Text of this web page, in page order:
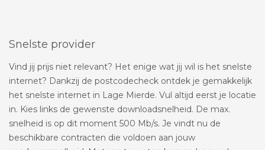
Snelste provider
Vind jij prijs niet relevant? Het enige wat jij wil is het snelste
internet? Dankzij de postcodecheck ontdek je gemakkelijk
het snelste internet in Lage Mierde. Vul altijd eerst je locatie
in. Kies links de gewenste downloadsnelheid. De max.
snelheid is op dit moment 500 Mb/s. Je vindt nu de
beschikbare contracten die voldoen aan jouw